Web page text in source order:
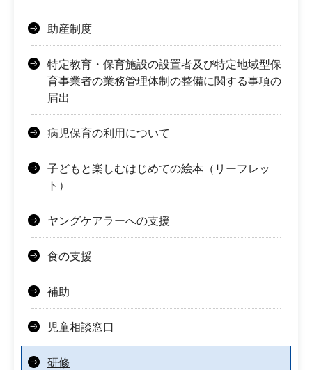
助産制度
特定教育・保育施設の設置者及び特定地域型保
育事業者の業務管理体制の整備に関する事項の
届出
病児保育の利用について
子どもと楽しむはじめての絵本（リーフレッ
ト）
ヤングケアラーへの支援
食の支援
補助
児童相談窓口
研修